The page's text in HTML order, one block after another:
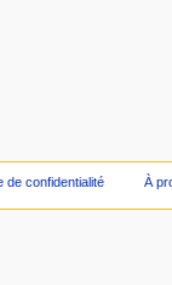
de confidentialité À